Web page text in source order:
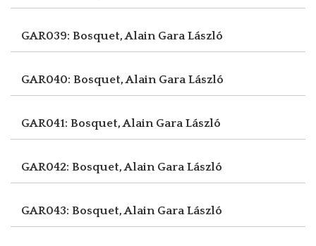
GAR039: Bosquet, Alain Gara László
GAR040: Bosquet, Alain Gara László
GAR041: Bosquet, Alain Gara László
GAR042: Bosquet, Alain Gara László
GAR043: Bosquet, Alain Gara László